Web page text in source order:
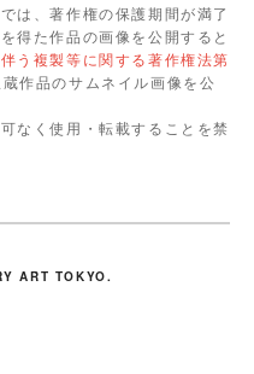
は、著作権の保護期間が満了
得た作品の画像を公開すると
う複製等に関する著作権法第
作品のサムネイル画像を公
なく使用・転載することを禁
ART TOKYO.